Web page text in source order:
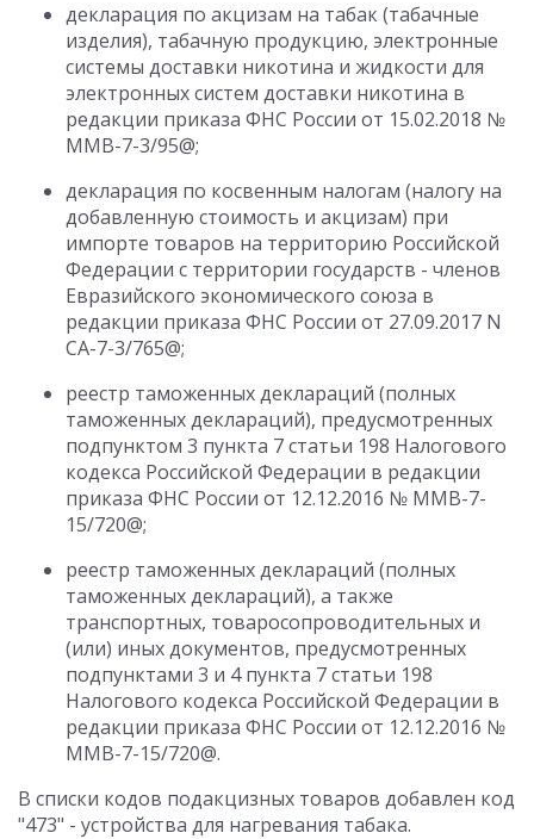
декларация по акцизам на табак (табачные
изделия), табачную продукцию, электронные
системы доставки никотина и жидкости для
электронных систем доставки никотина в
редакции приказа ФНС России от 15.02.2018 №
ММВ-7-3/95@;
декларация по косвенным налогам (налогу на
добавленную стоимость и акцизам) при
импорте товаров на территорию Российской
Федерации с территории государств - членов
Евразийского экономического союза в
редакции приказа ФНС России от 27.09.2017 N
СА-7-3/765@;
реестр таможенных деклараций (полных
таможенных деклараций), предусмотренных
подпунктом 3 пункта 7 статьи 198 Налогового
кодекса Российской Федерации в редакции
приказа ФНС России от 12.12.2016 № ММВ-7-
15/720@;
реестр таможенных деклараций (полных
таможенных деклараций), а также
транспортных, товаросопроводительных и
(или) иных документов, предусмотренных
подпунктами 3 и 4 пункта 7 статьи 198
Налогового кодекса Российской Федерации в
редакции приказа ФНС России от 12.12.2016 №
ММВ-7-15/720@.
В списки кодов подакцизных товаров добавлен код
"473" - устройства для нагревания табака.